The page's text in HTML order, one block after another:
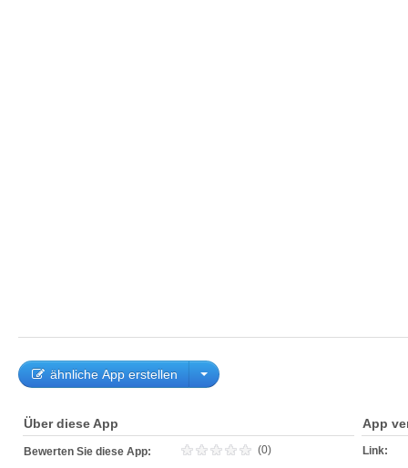
ähnliche App erstellen
Über diese App
Bewerten Sie diese App: (0)
App
Link: